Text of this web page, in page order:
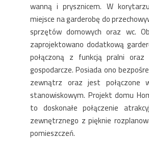
wanną i prysznicem. W
miejsce na garderobę do
sprzętów domowych oraz wc.
zaprojektowano dodatkową
połączoną z funkcją pralni oraz
gospodarcze. Posiada ono
zewnątrz oraz jest połączone
stanowiskowym. Projekt domu
to doskonałe połączenie
zewnętrznego z pięknie
pomieszczeń.